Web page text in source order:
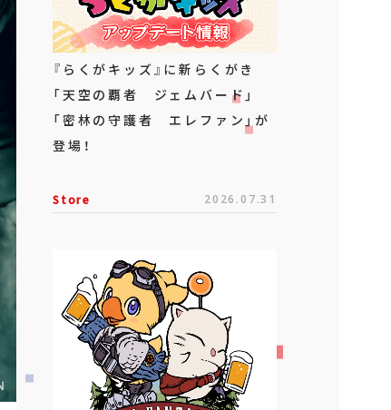
『らくがキッズ』に新らくがき
「天空の覇者 ジェムバード」
「密林の守護者 エレファン」が
登場！
Store 2026.07.31